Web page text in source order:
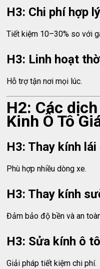
H3: Chi phí hợp lý
Tiết kiệm 10–30% so với
H3: Linh hoạt
Hỗ trợ tận nơi mọi lúc.
H2: Các
Kinh Ô Tô
H3: Thay kính lái
Phù hợp nhiều dòng xe.
H3: Thay kính
Đảm bảo độ bền và an
H3: Sửa kính ô
Giải pháp tiết kiệm chi phí.